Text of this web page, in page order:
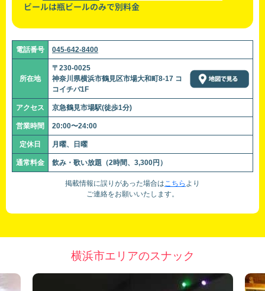
ビールは瓶ビールのみで別料金
電話番号 045-642-8400
所在地
〒230-0025
神奈川県横浜市鶴見区市場大和町8-17 コ
コイチバ1F
アクセス 京急鶴見市場駅(徒歩1分)
営業時間 20:00〜24:00
定休日 月曜、日曜
通常料金 飲み・歌い放題（2時間、3,300円）
掲載情報に誤りがあった場合はこちら より
ご連絡をお願いいたします。
横浜市エリアのスナック